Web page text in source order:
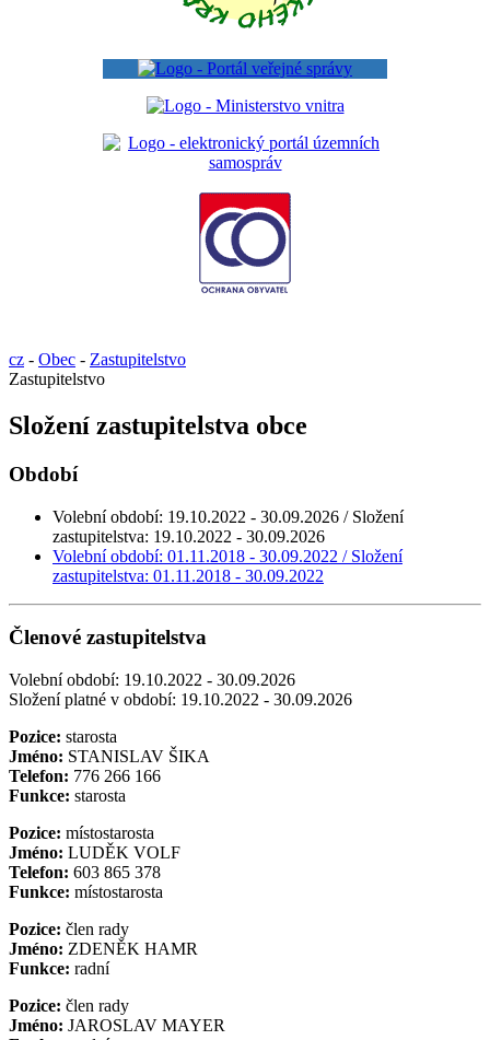
cz - Obec - Zastupitelstvo
Zastupitelstvo
Složení zastupitelstva obce
Období
Volební období: 19.10.2022 - 30.09.2026 / Složení
zastupitelstva: 19.10.2022 - 30.09.2026
Volební období: 01.11.2018 - 30.09.2022 / Složení
zastupitelstva: 01.11.2018 - 30.09.2022
Členové zastupitelstva
Volební období: 19.10.2022 - 30.09.2026
Složení platné v období: 19.10.2022 - 30.09.2026
Pozice: starosta
Jméno: STANISLAV ŠIKA
Telefon: 776 266 166
Funkce: starosta
Pozice: místostarosta
Jméno: LUDĚK VOLF
Telefon: 603 865 378
Funkce: místostarosta
Pozice: člen rady
Jméno: ZDENĚK HAMR
Funkce: radní
Pozice: člen rady
Jméno: JAROSLAV MAYER